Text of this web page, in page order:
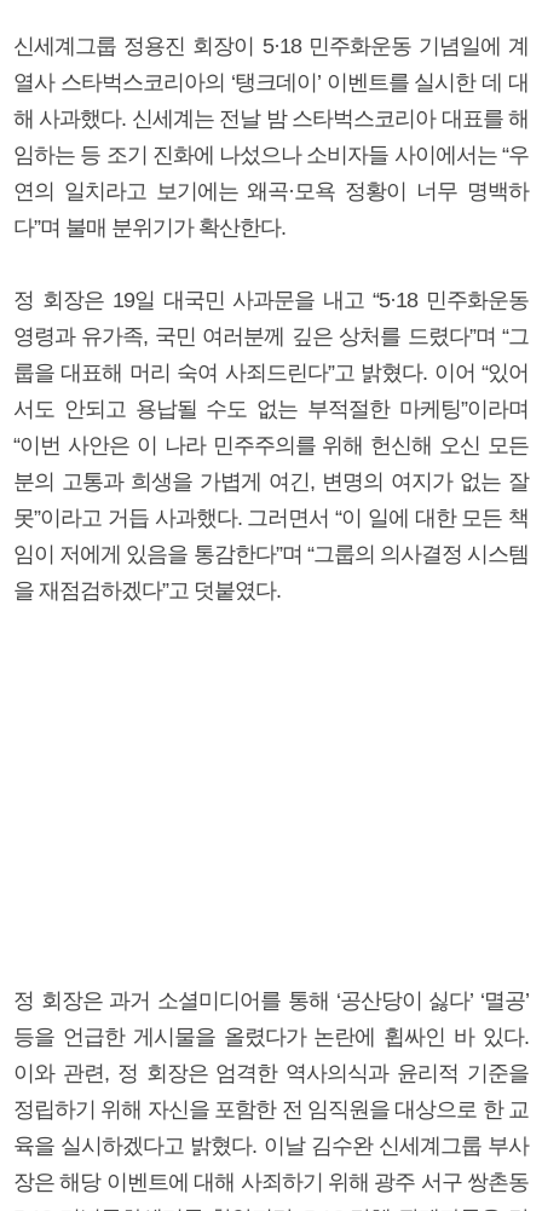
신세계그룹 정용진 회장이 5·18 민주화운동 기념일에 계
열사 스타벅스코리아의 ‘탱크데이’ 이벤트를 실시한 데 대
해 사과했다. 신세계는 전날 밤 스타벅스코리아 대표를 해
임하는 등 조기 진화에 나섰으나 소비자들 사이에서는 “우
연의 일치라고 보기에는 왜곡·모욕 정황이 너무 명백하
다”며 불매 분위기가 확산한다.
정 회장은 19일 대국민 사과문을 내고 “5·18 민주화운동
영령과 유가족, 국민 여러분께 깊은 상처를 드렸다”며 “그
룹을 대표해 머리 숙여 사죄드린다”고 밝혔다. 이어 “있어
서도 안되고 용납될 수도 없는 부적절한 마케팅”이라며
“이번 사안은 이 나라 민주주의를 위해 헌신해 오신 모든
분의 고통과 희생을 가볍게 여긴, 변명의 여지가 없는 잘
못”이라고 거듭 사과했다. 그러면서 “이 일에 대한 모든 책
임이 저에게 있음을 통감한다”며 “그룹의 의사결정 시스템
을 재점검하겠다”고 덧붙였다.
정 회장은 과거 소셜미디어를 통해 ‘공산당이 싫다’ ‘멸공’
등을 언급한 게시물을 올렸다가 논란에 휩싸인 바 있다.
이와 관련, 정 회장은 엄격한 역사의식과 윤리적 기준을
정립하기 위해 자신을 포함한 전 임직원을 대상으로 한 교
육을 실시하겠다고 밝혔다. 이날 김수완 신세계그룹 부사
장은 해당 이벤트에 대해 사죄하기 위해 광주 서구 쌍촌동